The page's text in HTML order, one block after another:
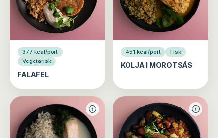
377 kcal/port
Vegetarisk
FALAFEL
451 kcal/port Fisk
KOLJA I MOROTSÅS